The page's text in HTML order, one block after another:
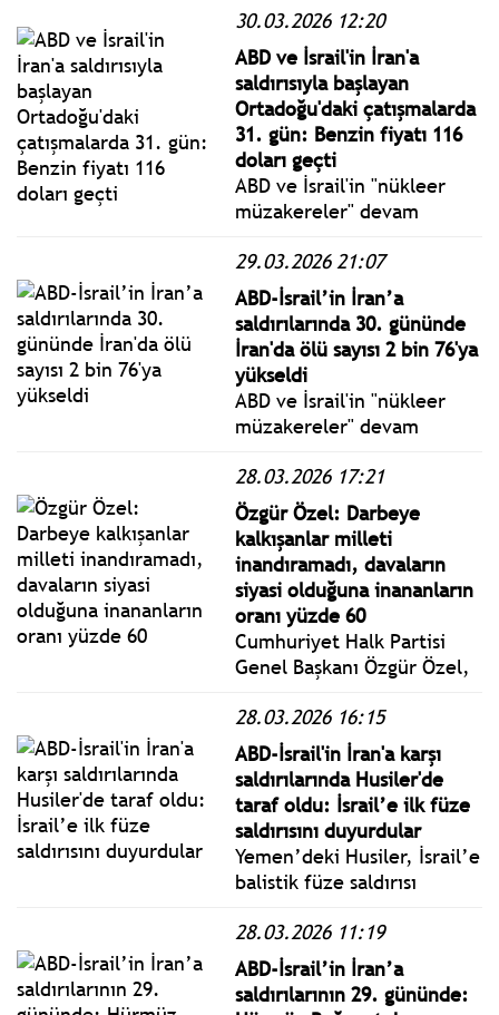
spor salonu ve okula
saldırıda yeni geliştirilen ve
savaşta test edilmemiş
füzelerin kullanıldığı
belirtildi.
30.03.2026 12:20
ABD ve İsrail'in İran'a
saldırısıyla başlayan
Ortadoğu'daki çatışmalarda
31. gün: Benzin fiyatı 116
doları geçti
ABD ve İsrail'in "nükleer
müzakereler" devam
vurmasıyla başlayan ve
İran'ın misilleme
saldırılarıyla devam eden
Orta Doğu'daki savaşta 31
gün geride kaldı.
29.03.2026 21:07
ABD-İsrail’in İran’a
saldırılarında 30. gününde
İran'da ölü sayısı 2 bin 76'ya
yükseldi
ABD ve İsrail'in "nükleer
müzakereler" devam
vurmasıyla başlayan ve
İran'ın misilleme
saldırılarıyla devam eden
Orta Doğu'daki savaş 30.
gününe karşılıklı hava
saldırılarıyla girdi.
28.03.2026 17:21
Özgür Özel: Darbeye
kalkışanlar milleti
inandıramadı, davaların
siyasi olduğuna inananların
oranı yüzde 60
Cumhuriyet Halk Partisi
Genel Başkanı Özgür Özel,
gerçekleştirilen Millet
İradesine Sahip Çıkıyor
Mitingi’ne katıldı.
28.03.2026 16:15
ABD-İsrail'in İran'a karşı
saldırılarında Husiler'de
taraf oldu: İsrail’e ilk füze
saldırısını duyurdular
Yemen’deki Husiler, İsrail’e
balistik füze saldırısı
mevcut savaşa ilk kez
doğrudan dahil olduklarını
açıkladı. İsrail tarafı
Yemen’den fırlatılan
28.03.2026 11:19
ABD-İsrail’in İran’a
saldırılarının 29. gününde: